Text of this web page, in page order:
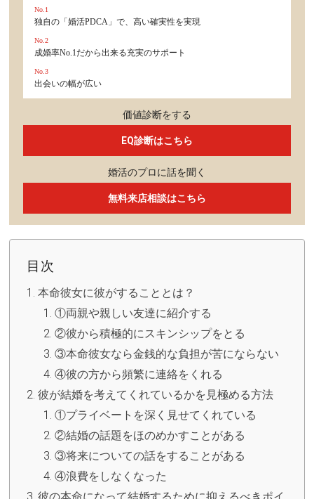
No.1
独自の「婚活PDCA」で、高い確実性を実現
No.2
成婚率No.1だから出来る充実のサポート
No.3
出会いの幅が広い
価値診断をする
EQ診断はこちら
婚活のプロに話を聞く
無料来店相談はこちら
目次
本命彼女に彼がすることとは？
①両親や親しい友達に紹介する
②彼から積極的にスキンシップをとる
③本命彼女なら金銭的な負担が苦にならない
④彼の方から頻繁に連絡をくれる
彼が結婚を考えてくれているかを見極める方法
①プライベートを深く見せてくれている
②結婚の話題をほのめかすことがある
③将来についての話をすることがある
④浪費をしなくなった